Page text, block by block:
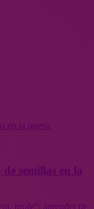
en la nueva
semillas en la
profe”: aprender de